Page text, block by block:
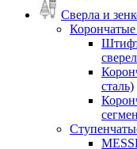
Сверла и
сверел
сталь)